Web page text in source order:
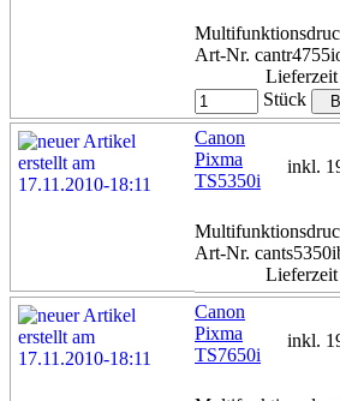
Art-Nr.
Lieferzeit
Stück
inkl.
Canon
Pixma
TS5350i
Art-Nr.
Lieferzeit
inkl.
Canon
Pixma
TS7650i